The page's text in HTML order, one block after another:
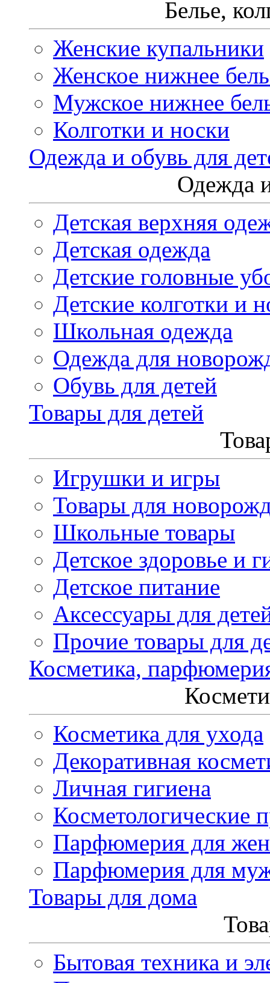
Белье,
Женские купальники
Женское нижнее
Мужское нижнее
Колготки и носки
Одежда и обувь для
Одежда
Детская верхняя
Детская одежда
Детские головные
Детские колготки и
Школьная одежда
Одежда для
Обувь для детей
Товары для детей
Игрушки и игры
Товары для
Школьные товары
Детское здоровье и
Детское питание
Аксессуары для
Прочие товары для
Косметика,
Косметика для ухода
Декоративная
Личная гигиена
Косметологические
Парфюмерия для
Парфюмерия для
Товары для дома
Бытовая техника и